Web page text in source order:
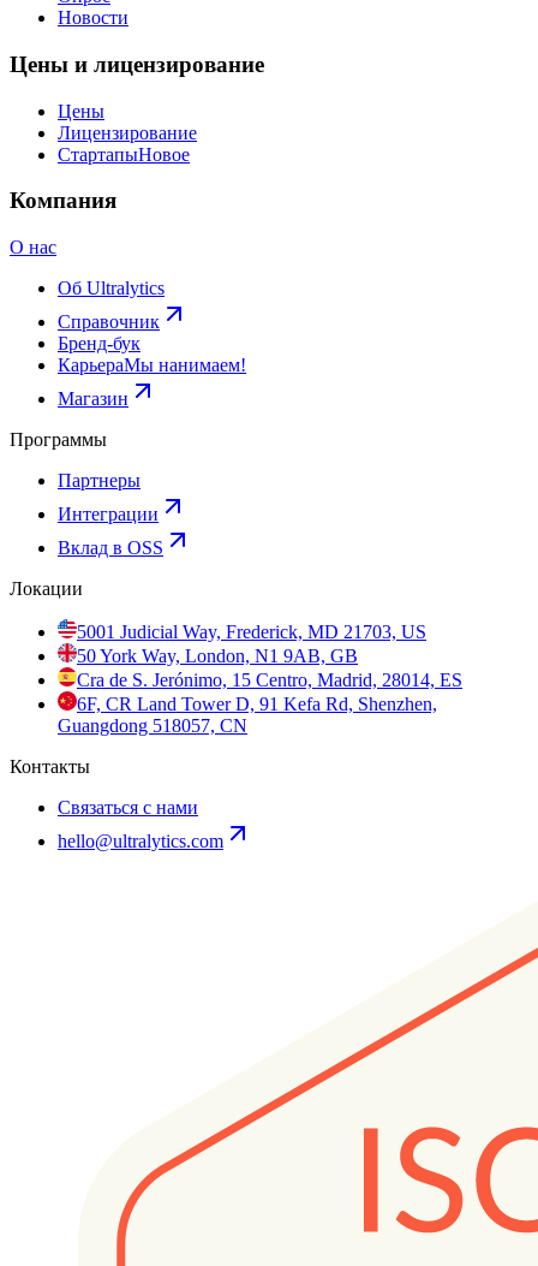
Новости
Цены и лицензирование
Цены
Лицензирование
СтартапыНовое
Компания
О нас
Об Ultralytics
Справочник
Бренд-бук
КарьераМы нанимаем!
Магазин
Программы
Партнеры
Интеграции
Вклад в OSS
Локации
5001 Judicial Way, Frederick, MD 21703, US
50 York Way, London, N1 9AB, GB
Cra de S. Jerónimo, 15 Centro, Madrid, 28014, ES
6F, CR Land Tower D, 91 Kefa Rd, Shenzhen,
Guangdong 518057, CN
Контакты
Связаться с нами
hello@ultralytics.com